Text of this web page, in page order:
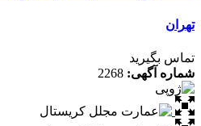
تهران
تماس بگیرید
شماره آگهی: 2268